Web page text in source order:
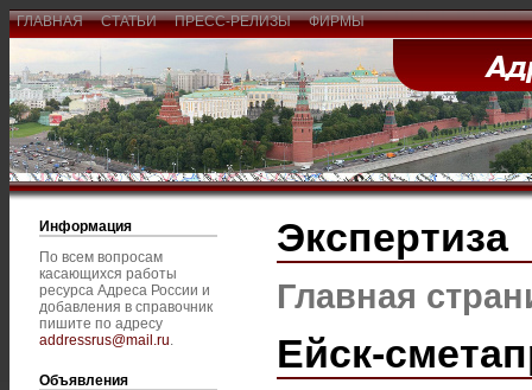
ГЛАВНАЯ СТАТЬИ ПРЕСС-РЕЛИЗЫ ФИРМЫ
Информация
По всем вопросам
касающихся работы
ресурса Адреса России и
добавления в справочник
пишите по адресу
addressrus@mail.ru.
Объявления
Экспертиза
Главная
Ейск-